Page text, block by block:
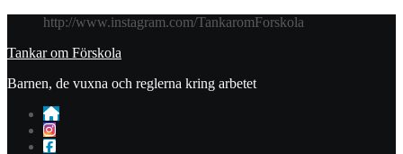
http://www.instagram.com/TankaromForskola
Tankar om Förskola
Barnen, de vuxna och reglerna kring arbetet